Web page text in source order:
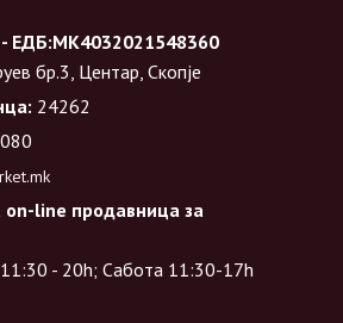
бр.3, Центар, Скопје
24262
line продавница за
- 20h; Сабота 11:30-17h